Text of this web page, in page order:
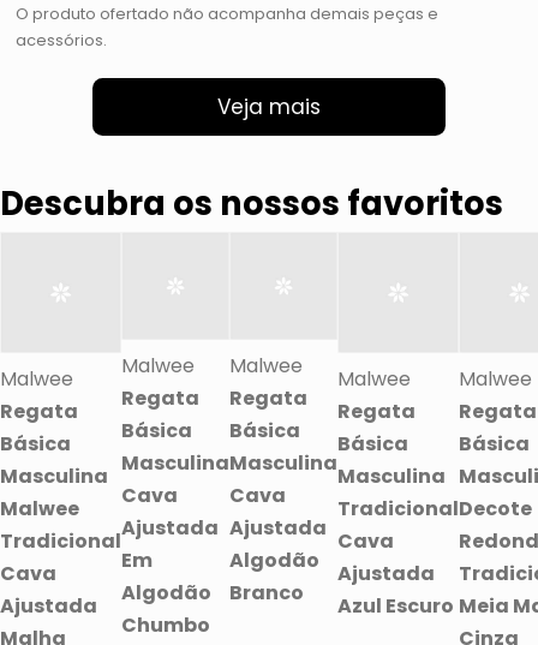
O produto ofertado não acompanha demais peças e
acessórios.
Veja mais
Descubra os nossos favoritos
Malwee
Regata
Básica
Masculina
Malwee
Tradicional
Cava
Ajustada
Malha
Malwee
Regata
Básica
Masculina
Cava
Ajustada
Em
Algodão
Chumbo
Malwee
Regata
Básica
Masculina
Cava
Ajustada
Algodão
Branco
Malwee
Regata
Básica
Masculina
Tradicional
Cava
Ajustada
Azul Escuro
Malwee
Regata
Básica
Decote
Meia
Cinza